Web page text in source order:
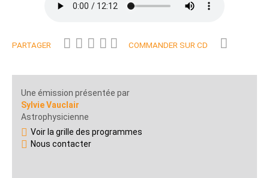
PARTAGER COMMANDER SUR CD
Une émission présentée par
Sylvie Vauclair
Astrophysicienne
Voir la grille des programmes
Nous contacter